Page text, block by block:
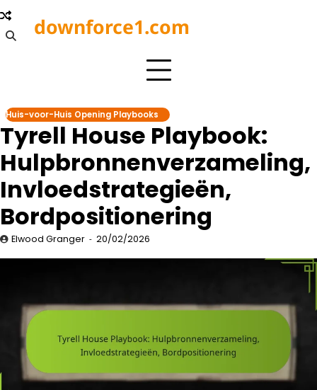
Skip
to
content
downforce1.com
Huis-voor-Huis Opening Playbooks
Tyrell House Playbook:
Hulpbronnenverzameling,
Invloedstrategieën,
Bordpositionering
Elwood Granger 20/02/2026